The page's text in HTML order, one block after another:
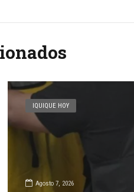
IQUIQUE HOY
Agosto 7, 2026